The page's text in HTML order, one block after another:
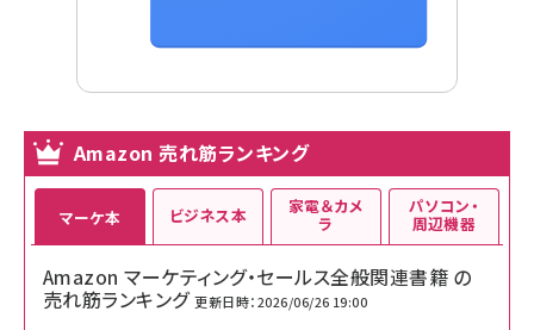
Amazon 売れ筋ランキング
マーケ本
Amazon マーケティング・セールス全般関連書籍 の
売れ筋ランキング 更新日時：2026/06/26 19:00
ビジネス本 家電＆カメ
ラ
パソコン・
周辺機器